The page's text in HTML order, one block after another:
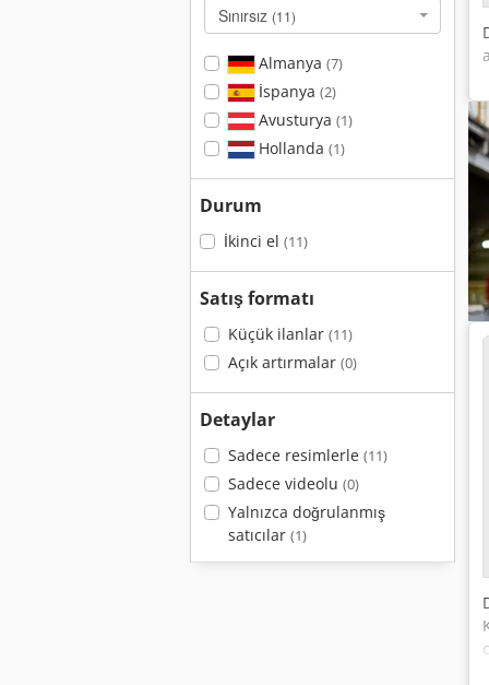
Sınırsız (11)
Almanya (7)
İspanya (2)
Avusturya (1)
Hollanda (1)
Durum
İkinci el (11)
Satış formatı
Küçük ilanlar (11)
Açık artırmalar (0)
Detaylar
Sadece resimlerle (11)
Sadece videolu (0)
Yalnızca doğrulanmış
satıcılar (1)